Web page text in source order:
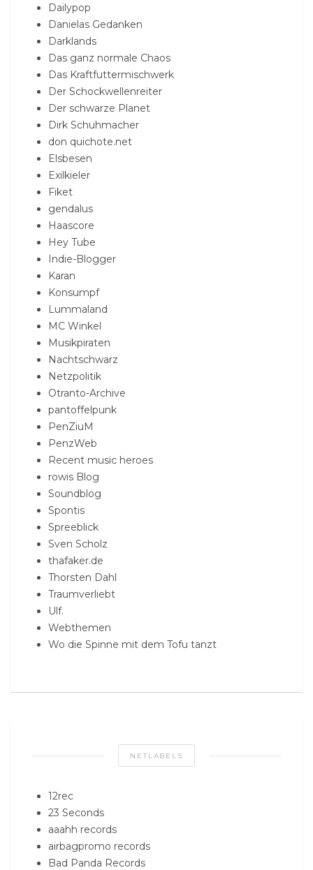
Dailypop
Danielas Gedanken
Darklands
Das ganz normale Chaos
Das Kraftfuttermischwerk
Der Schockwellenreiter
Der schwarze Planet
Dirk Schuhmacher
don quichote.net
Elsbesen
Exilkieler
Fiket
gendalus
Haascore
Hey Tube
Indie-Blogger
Karan
Konsumpf
Lummaland
MC Winkel
Musikpiraten
Nachtschwarz
Netzpolitik
Otranto-Archive
pantoffelpunk
PenZiuM
PenzWeb
Recent music heroes
rowis Blog
Soundblog
Spontis
Spreeblick
Sven Scholz
thafaker.de
Thorsten Dahl
Traumverliebt
Ulf.
Webthemen
Wo die Spinne mit dem Tofu tanzt
NETLABELS
12rec
23 Seconds
aaahh records
airbagpromo records
Bad Panda Records